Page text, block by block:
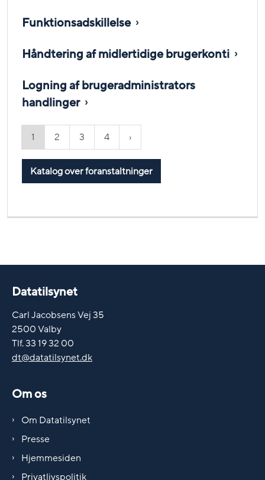
Funktionsadskillelse
Håndtering af midlertidige brugerkonti
Logning af brugeradministrators
handlinger
1 2 3 4
Katalog over foranstaltninger
Datatilsynet
Carl Jacobsens Vej 35
2500 Valby
Tlf. 33 19 32 00
dt@datatilsynet.dk
Om os
Om Datatilsynet
Presse
Hjemmesiden
Privatlivspolitik